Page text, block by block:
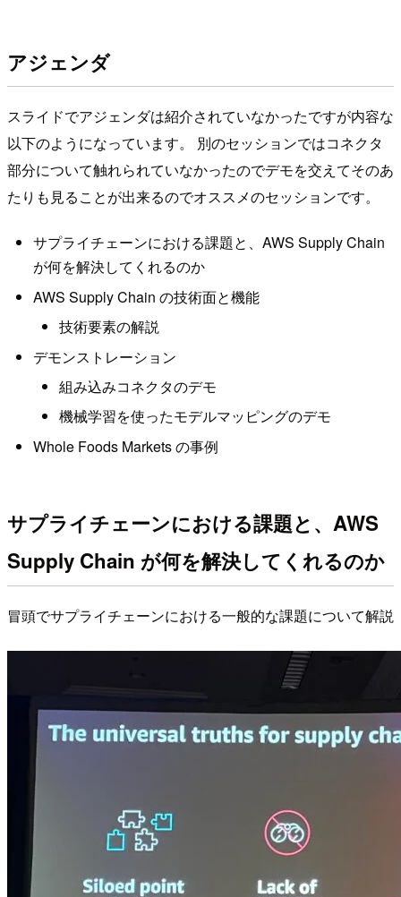
アジェンダ
スライドでアジェンダは紹介されていなかったですが内容な
以下のようになっています。 別のセッションではコネクタ
部分について触れられていなかったのでデモを交えてそのあ
たりも見ることが出来るのでオススメのセッションです。
サプライチェーンにおける課題と、AWS Supply Chain
が何を解決してくれるのか
AWS Supply Chain の技術面と機能
技術要素の解説
デモンストレーション
組み込みコネクタのデモ
機械学習を使ったモデルマッピングのデモ
Whole Foods Markets の事例
サプライチェーンにおける課題と、AWS
Supply Chain が何を解決してくれるのか
冒頭でサプライチェーンにおける一般的な課題について解説